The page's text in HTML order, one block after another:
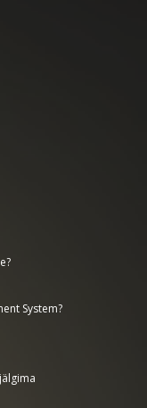
System?